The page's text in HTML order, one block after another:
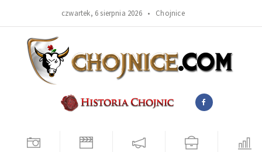
czwartek, 6 sierpnia 2026 • Chojnice